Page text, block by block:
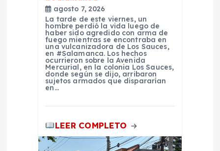
agosto 7, 2026
La tarde de este viernes, un
hombre perdió la vida luego de
haber sido agredido con arma de
fuego mientras se encontraba en
una vulcanizadora de Los Sauces,
en #Salamanca. Los hechos
ocurrieron sobre la Avenida
Mercurial, en la colonia Los Sauces,
donde según se dijo, arribaron
sujetos armados que dispararían
en…
LEER COMPLETO